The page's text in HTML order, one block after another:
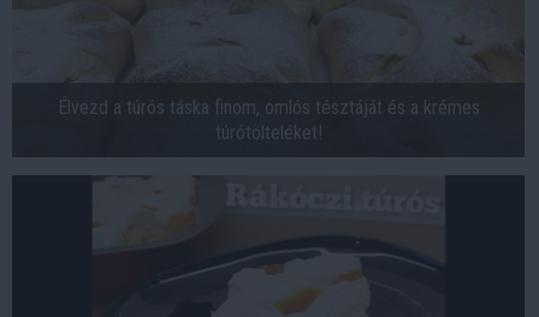
Élvezd a túrós táska finom, omlós tésztáját és a krémes
túrótölteléket!